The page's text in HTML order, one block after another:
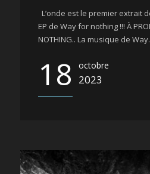
L’onde est le premier extrait
EP de Way for nothing !!! À
NOTHING.. La musique de
18 octobre
2023